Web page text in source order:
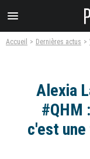
menu
Accueil Dernières actus
Alexia
#QHM
c'est